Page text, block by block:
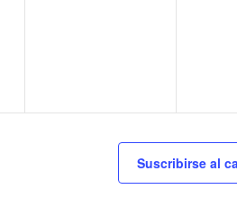
Suscribirse al